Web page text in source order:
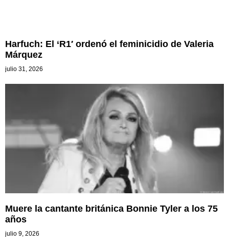
Harfuch: El ‘R1′ ordenó el feminicidio de Valeria
Márquez
julio 31, 2026
Muere la cantante británica Bonnie Tyler a los 75
años
julio 9, 2026